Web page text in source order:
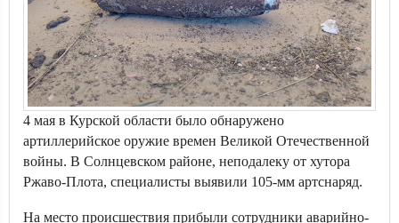
4 мая в Курской области было обнаружено
артиллерийское оружие времен Великой Отечественной
войны. В Солнцевском районе, неподалеку от хутора
Ржаво-Плота, специалисты выявили 105-мм артснаряд.
На место происшествия прибыли сотрудники аварийно-